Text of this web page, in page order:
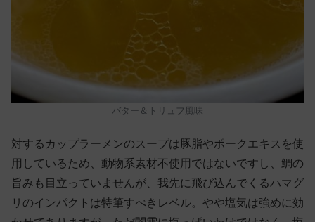
バター＆トリュフ風味
対するカップラーメンのスープは豚脂やポークエキスを使
用しているため、動物系素材不使用ではないですし、鯛の
旨みも目立っていませんが、我先に飛び込んでくるハマグ
リのインパクトは特筆すべきレベル。やや塩気は強めに効